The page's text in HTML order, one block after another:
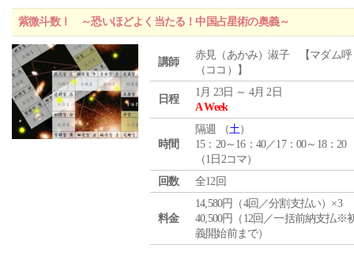
紫微斗数Ⅰ ～恐いほどよく当たる！中国占星術の奥義～
講師
赤見（あかみ）淑子 【マダム呼
（ココ）】
日程
1月 23日 ～ 4月 2日
A Week
時間
隔週 （土）
15：20～16：40／17：00～18：20
（1日2コマ）
回数
全12回
料金
14,580円（4回／分割支払い）×3
40,500円（12回／一括前納支払※
義開始前まで）